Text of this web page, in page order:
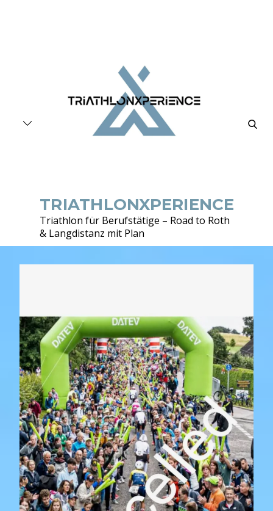
TRIATHLONXPERIENCE
Triathlon für Berufstätige – Road to Roth
& Langdistanz mit Plan